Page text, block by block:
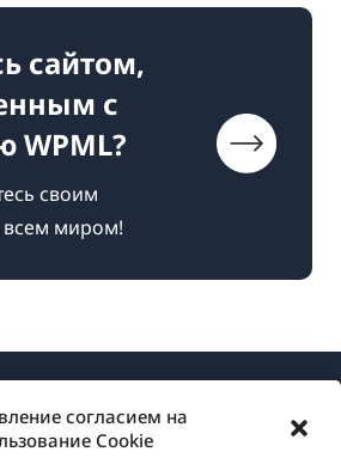
согласием на
Cookie
сайтом,
с
своим
всем миром!